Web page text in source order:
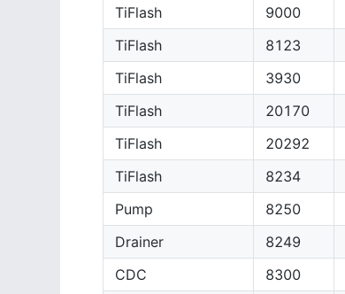
TiFlash
9000
TiFlash
8123
TiFlash
3930
TiFlash
20170
TiFlash
20292
TiFlash
8234
Pump
8250
Drainer
8249
CDC
8300